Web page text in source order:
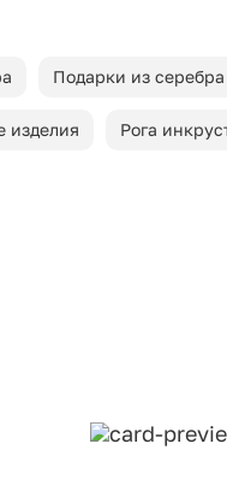
Подарки из серебра
изделия Рога